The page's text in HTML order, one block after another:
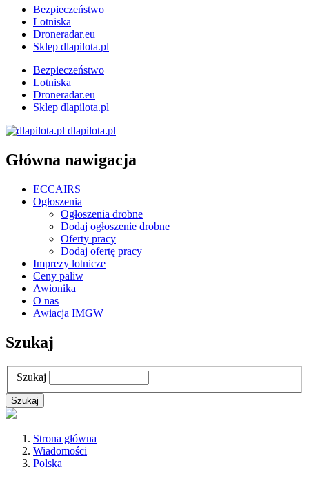
Bezpieczeństwo
Lotniska
Droneradar.eu
Sklep dlapilota.pl
Bezpieczeństwo
Lotniska
Droneradar.eu
Sklep dlapilota.pl
dlapilota.pl
Główna nawigacja
ECCAIRS
Ogłoszenia
Ogłoszenia drobne
Dodaj ogłoszenie drobne
Oferty pracy
Dodaj ofertę pracy
Imprezy lotnicze
Ceny paliw
Awionika
O nas
Awiacja IMGW
Szukaj
Szukaj
Strona główna
Wiadomości
Polska